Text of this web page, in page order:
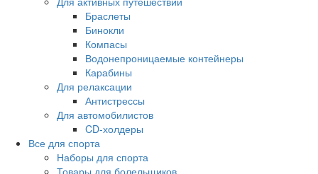
Браслеты
Бинокли
Компасы
Водонепроницаемые контейнеры
Карабины
Для релаксации
Антистрессы
Для автомобилистов
CD-холдеры
Все для спорта
Наборы для спорта
Товары для болельщиков